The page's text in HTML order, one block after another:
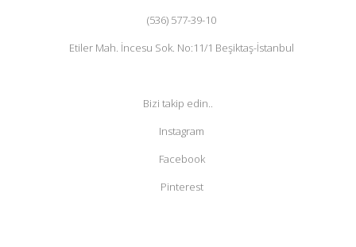
(536) 577-39-10
Etiler Mah. İncesu Sok. No:11/1 Beşiktaş-İstanbul
Bizi takip edin..
Instagram
Facebook
Pinterest